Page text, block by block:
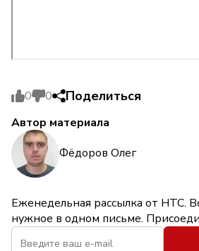
0 0 Поделиться
Автор материала
Фёдоров Олег
Еженедельная рассылка от НТС.
нужное в одном письме.